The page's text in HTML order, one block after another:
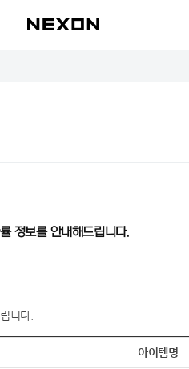
정보를 안내해드립니다.
니다.
아이템명